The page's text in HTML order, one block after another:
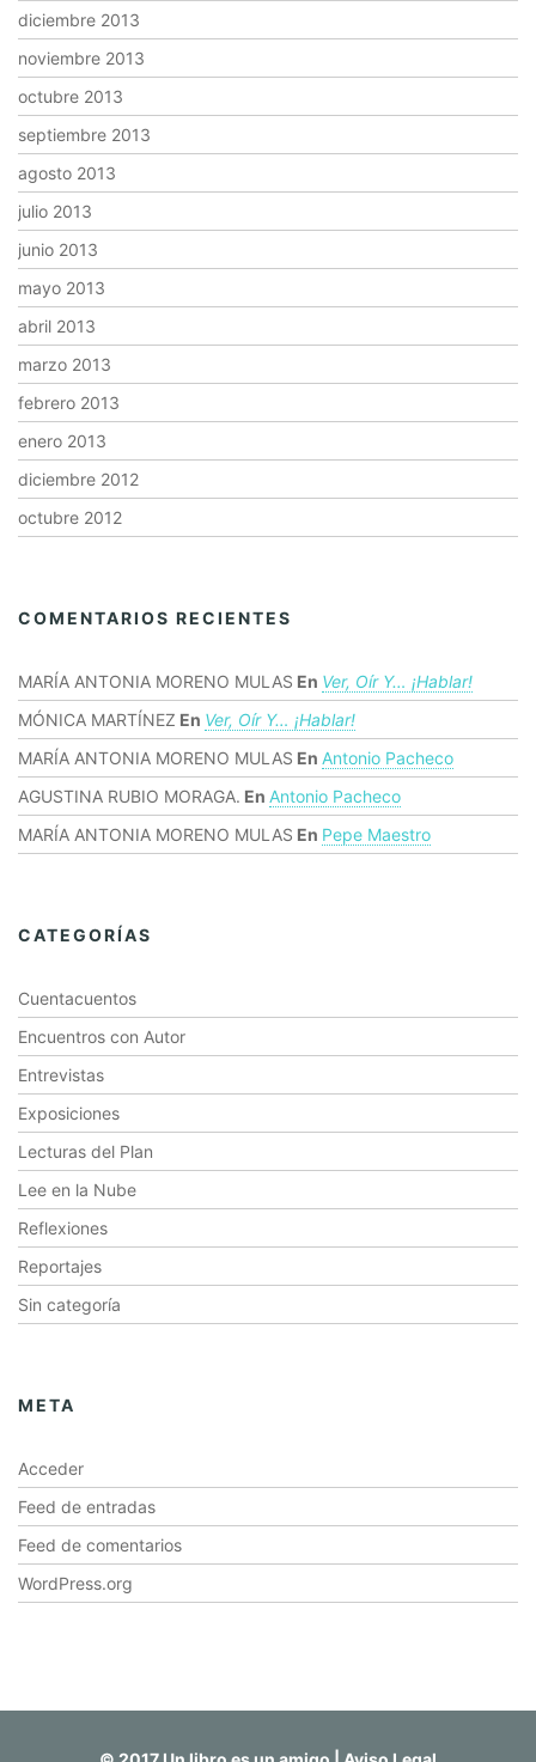
diciembre 2013
noviembre 2013
octubre 2013
septiembre 2013
agosto 2013
julio 2013
junio 2013
mayo 2013
abril 2013
marzo 2013
febrero 2013
enero 2013
diciembre 2012
octubre 2012
COMENTARIOS RECIENTES
MARÍA ANTONIA MORENO MULAS En Ver, Oír Y… ¡hablar!
MÓNICA MARTÍNEZ En Ver, Oír Y… ¡hablar!
MARÍA ANTONIA MORENO MULAS En Antonio Pacheco
AGUSTINA RUBIO MORAGA. En Antonio Pacheco
MARÍA ANTONIA MORENO MULAS En Pepe Maestro
CATEGORÍAS
Cuentacuentos
Encuentros con Autor
Entrevistas
Exposiciones
Lecturas del Plan
Lee en la Nube
Reflexiones
Reportajes
Sin categoría
META
Acceder
Feed de entradas
Feed de comentarios
WordPress.org